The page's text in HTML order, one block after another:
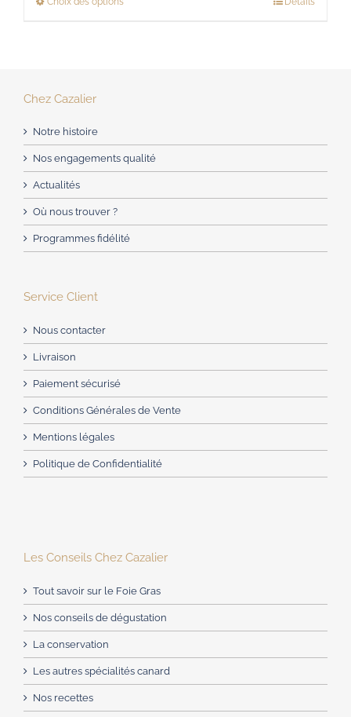
Ce
peuvent
choisies
sur
la
Chez Cazalier
Notre histoire
Nos engagements qualité
Actualités
Où nous trouver ?
Programmes fidélité
Service Client
Nous contacter
Livraison
Paiement sécurisé
Conditions Générales de Vente
Mentions légales
Politique de Confidentialité
Les Conseils Chez Cazalier
Tout savoir sur le Foie Gras
Nos conseils de dégustation
La conservation
Les autres spécialités canard
Nos recettes